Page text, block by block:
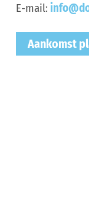
E-mail:
Aankomst